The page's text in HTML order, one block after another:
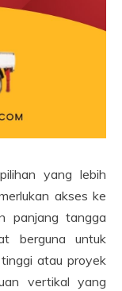
yang lebih
akses ke
panjang tangga
berguna untuk
atau proyek
vertikal yang